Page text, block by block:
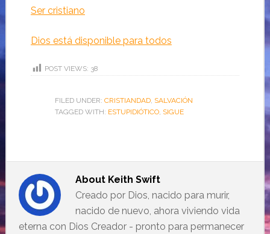
Ser cristiano
Dios está disponible para todos
POST VIEWS: 38
FILED UNDER: CRISTIANDAD, SALVACIÓN
TAGGED WITH: ESTUPIDIÓTICO, SIGUE
About Keith Swift
Creado por Dios, nacido para murir,
nacido de nuevo, ahora viviendo vida
eterna con Dios Creador - pronto para permanecer